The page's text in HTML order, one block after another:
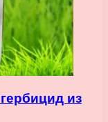
из